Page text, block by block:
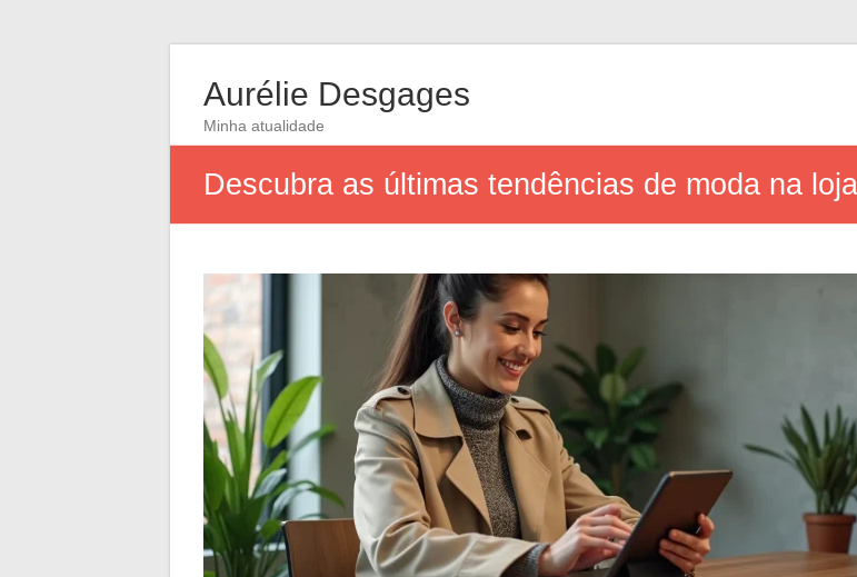
Aurélie Desgages
Minha atualidade
Descubra as últimas tendências de moda na